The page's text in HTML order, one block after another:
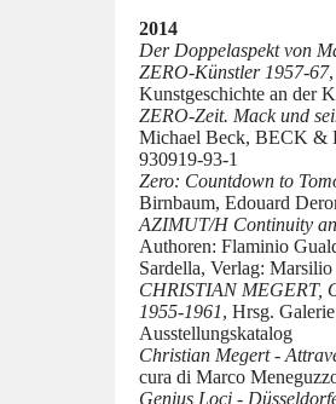
2014
Der Doppelaspekt von
ZERO-Künstler 1957-67
Kunstgeschichte an der
ZERO-Zeit. Mack und
Michael Beck, BECK &
930919-93-1
Zero: Countdown to
Birnbaum, Edouard
AZIMUT/H Continuity
Authoren: Flaminio
Sardella, Verlag:
CHRISTIAN MEGERT,
1955-1961, Hrsg.
Ausstellungskatalog
Christian Megert -
cura di Marco
Genius Loci -